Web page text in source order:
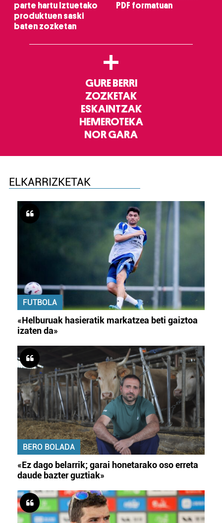
parte hartu Iztuetako
produktuen saski
baten zozketan
PDF formatuan
+
GURE BERRI
ZOZKETAK
ESKAINTZAK
HEMEROTEKA
NOR GARA
ELKARRIZKETAK
FUTBOLA
«Helburuak hasieratik markatzea beti gaiztoa
izaten da»
BERO BOLADA
«Ez dago belarrik; garai honetarako oso erreta
daude bazter guztiak»